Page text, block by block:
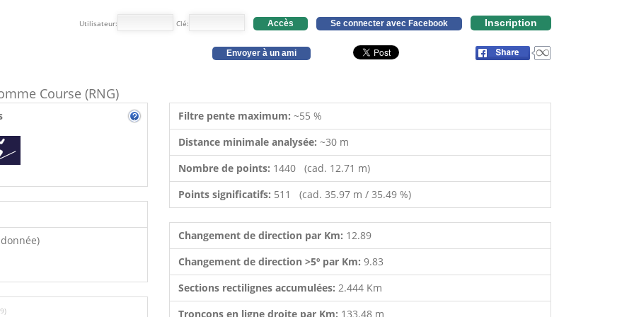
Utilisateur: Clé: Accès Se connecter avec Facebook Inscription
Envoyer à un ami
Course (RNG)
Filtre pente maximum: ~55 %
Distance minimale analysée: ~30 m
Nombre de points: 1440 (cad. 12.71 m)
Points significatifs: 511 (cad. 35.97 m / 35.49 %)
Changement de direction par Km: 12.89
Changement de direction >5º par Km: 9.83
Sections rectilignes accumulées: 2.444 Km
Tronçons en ligne droite par Km: 133.48 m